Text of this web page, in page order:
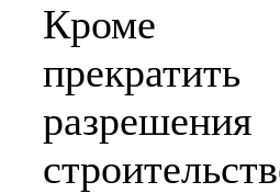
Кроме